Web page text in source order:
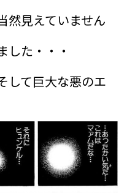
然見えていません
した・・・
して巨大な悪のエ